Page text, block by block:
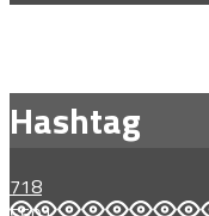
Hashtag
718